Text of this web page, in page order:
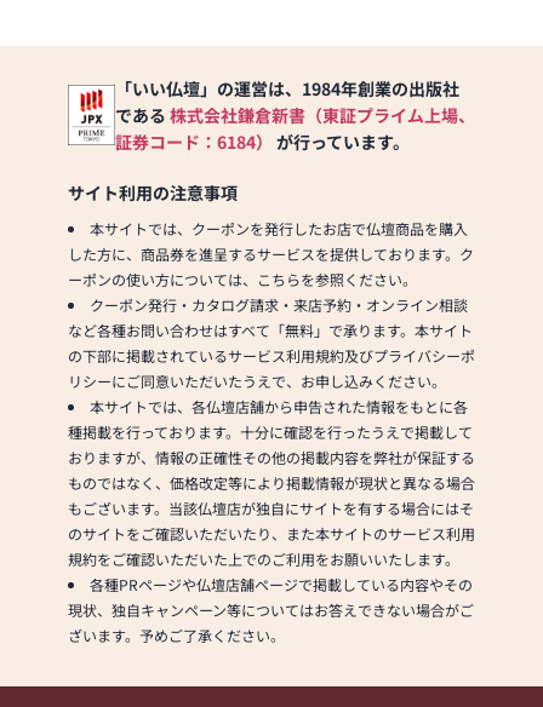
「いい仏壇」の運営は、1984年創業の出版社
である 株式会社鎌倉新書（東証プライム上場、
証券コード：6184） が行っています。
サイト利用の注意事項
本サイトでは、クーポンを発行したお店で仏壇商品を購入
した方に、商品券を進呈するサービスを提供しております。ク
ーポンの使い方については、こちらを参照ください。
クーポン発行・カタログ請求・来店予約・オンライン相談
など各種お問い合わせはすべて「無料」で承ります。本サイト
の下部に掲載されているサービス利用規約及びプライバシーポ
リシーにご同意いただいたうえで、お申し込みください。
本サイトでは、各仏壇店舗から申告された情報をもとに各
種掲載を行っております。十分に確認を行ったうえで掲載して
おりますが、情報の正確性その他の掲載内容を弊社が保証する
ものではなく、価格改定等により掲載情報が現状と異なる場合
もございます。当該仏壇店が独自にサイトを有する場合にはそ
のサイトをご確認いただいたり、また本サイトのサービス利用
規約をご確認いただいた上でのご利用をお願いいたします。
各種PRページや仏壇店舗ページで掲載している内容やその
現状、独自キャンペーン等についてはお答えできない場合がご
ざいます。予めご了承ください。